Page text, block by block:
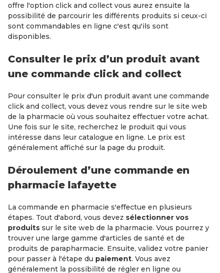
offre l'option click and collect vous aurez ensuite la
possibilité de parcourir les différents produits si ceux-ci
sont commandables en ligne c'est qu'ils sont
disponibles.
Consulter le prix d’un produit avant
une commande click and collect
Pour consulter le prix d'un produit avant une commande
click and collect, vous devez vous rendre sur le site web
de la pharmacie où vous souhaitez effectuer votre achat.
Une fois sur le site, recherchez le produit qui vous
intéresse dans leur catalogue en ligne. Le prix est
généralement affiché sur la page du produit.
Déroulement d’une commande en
pharmacie lafayette
La commande en pharmacie s'effectue en plusieurs
étapes. Tout d'abord, vous devez sélectionner vos
produits sur le site web de la pharmacie. Vous pourrez y
trouver une large gamme d'articles de santé et de
produits de parapharmacie. Ensuite, validez votre panier
pour passer à l'étape du paiement. Vous avez
généralement la possibilité de régler en ligne ou